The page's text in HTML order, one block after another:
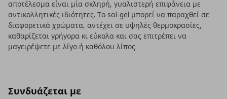
αποτέλεσμα είναι μία σκληρή, γυαλιστερή επιφάνεια με
αντικολλητικές ιδιότητες. Το sol-gel μπορεί να παραχθεί σε
διαφορετικά χρώματα, αντέχει σε υψηλές θερμοκρασίες,
καθαρίζεται γρήγορα κι εύκολα και σας επιτρέπει να
μαγειρέψετε με λίγο ή καθόλου λίπος.
Συνδυάζεται με